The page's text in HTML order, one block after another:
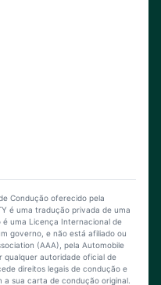
Condução oferecido pela
é uma tradução privada de uma
uma Licença Internacional de
governo, e não está afiliado ou
(AAA), pela Automobile
qualquer autoridade oficial de
direitos legais de condução e
sua carta de condução original.